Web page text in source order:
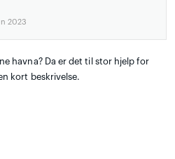
2023
havna? Da er det til stor hjelp for
kort beskrivelse.